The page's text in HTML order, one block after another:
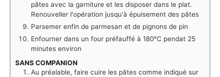
pâtes avec la garniture et les disposer dans le plat.
Renouveller l'opération jusqu'à épuisement des pâtes
Parsemer enfin de parmesan et de pignons de pin
Enfourner dans un four préfauffé à 180°C pendat 25
minutes environ
SANS COMPANION
Au préalable, faire cuire les pâtes comme indiqué sur